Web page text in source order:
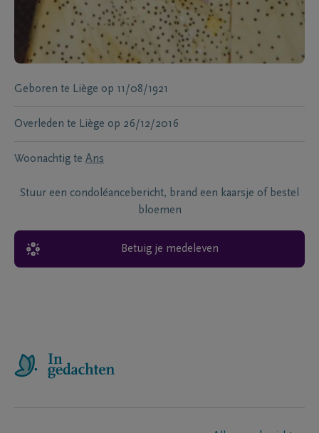
Geboren te Liège op 11/08/1921
Overleden te Liège op 26/12/2016
Woonachtig te Ans
Stuur een condoléancebericht, brand een kaarsje of bestel
bloemen
Betuig je medeleven